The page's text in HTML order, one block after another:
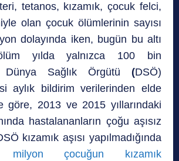
tetanos, kızamık, çocuk felci,
olan çocuk ölümlerinin sayısı
dolayında iken, bugün bu altı
yılda yalnızca 100 bin
Dünya Sağlık Örgütü (DSÖ)
aylık bildirim verilerinden elde
göre, 2013 ve 2015 yıllarındaki
hastalananların çoğu aşısız
kızamık aşısı yapılmadığında
çocuğun kızamık